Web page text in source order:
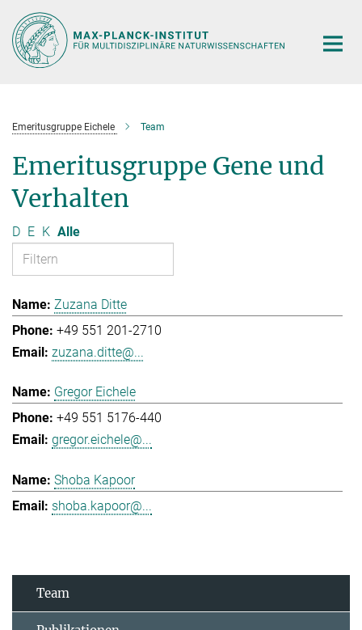
Hauptinhalt
Emeritusgruppe Eichele Team
Emeritusgruppe Gene und
Verhalten
D E K Alle
Zuzana Ditte
+49 551 201-2710
zuzana.ditte@...
Gregor Eichele
+49 551 5176-440
gregor.eichele@...
Shoba Kapoor
shoba.kapoor@...
Team